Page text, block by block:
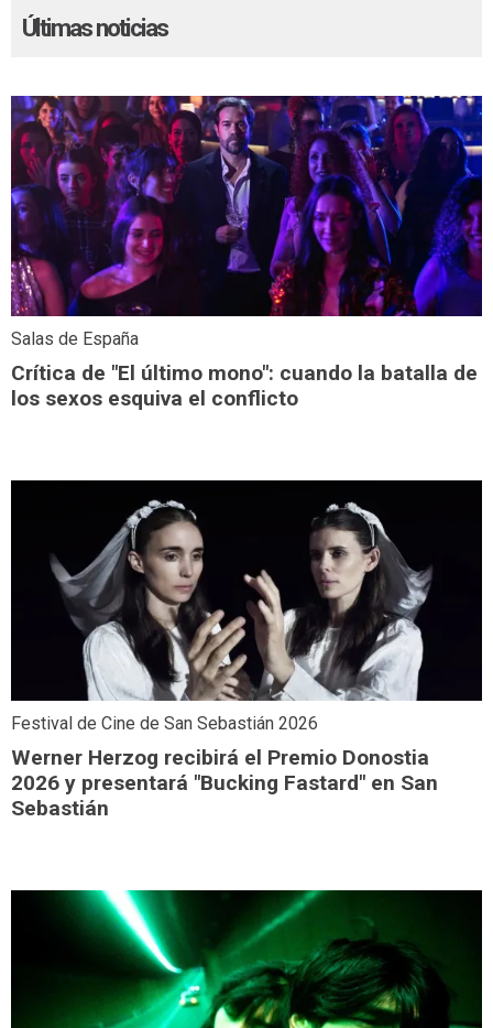
Últimas noticias
Salas de España
Crítica de "El último mono": cuando la batalla de
los sexos esquiva el conflicto
Festival de Cine de San Sebastián 2026
Werner Herzog recibirá el Premio Donostia
2026 y presentará "Bucking Fastard" en San
Sebastián